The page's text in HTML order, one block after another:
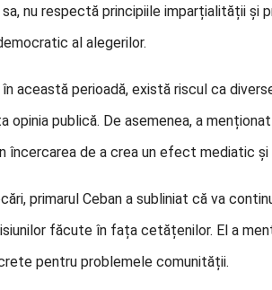
sa, nu respectă principiile imparțialității
al alegerilor.
în această perioadă, există riscul ca
opinia publică. De asemenea, a
încercarea de a crea un efect mediatic
primarul Ceban a subliniat că va
făcute în fața cetățenilor. El a
pentru problemele comunității.